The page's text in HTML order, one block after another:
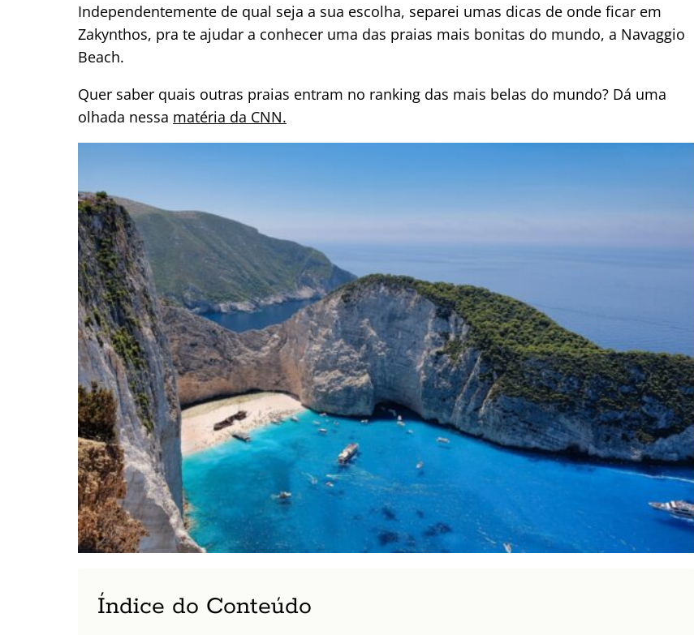
Independentemente de qual seja a sua escolha, separei umas dicas de onde ficar em
Zakynthos, pra te ajudar a conhecer uma das praias mais bonitas do mundo, a Navaggio
Beach.
Quer saber quais outras praias entram no ranking das mais belas do mundo? Dá uma
olhada nessa matéria da CNN.
Índice do Conteúdo